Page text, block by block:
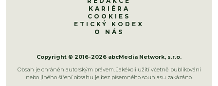
KARIÉRA
COOKIES
ETICKÝ KODEX
O NÁS
Copyright © 2016-2026 abcMedia Network, s.r.o.
Obsah je chráněn autorským právem. Jakékoli užití včetně publikování
nebo jiného šíření obsahu je bez písemného souhlasu zakázáno.